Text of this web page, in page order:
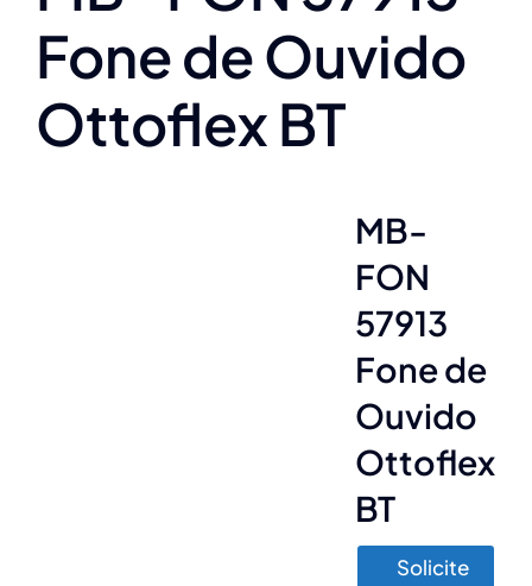
Fone de Ouvido
Ottoflex BT
MB-
FON
57913
Fone de
Ouvido
Ottoflex
BT
Solicite